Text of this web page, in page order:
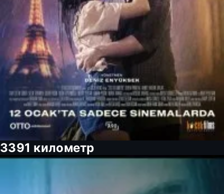
3391 километр